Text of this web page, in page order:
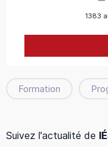
1383
Formation
Suivez l'actualité de